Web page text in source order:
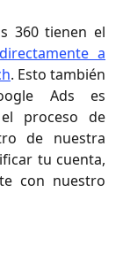
360 tienen el
a
. Esto también
Ads es
proceso de
de nuestra
tu cuenta,
con nuestro